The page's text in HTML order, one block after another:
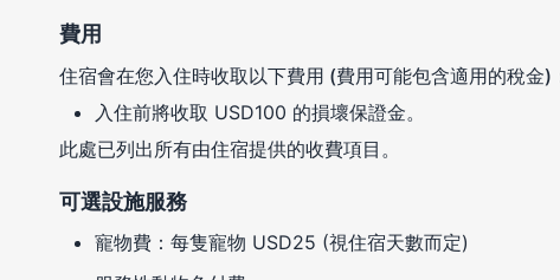
費用
住宿會在您入住時收取以下費用 (費用可能包含適用的稅金)
入住前將收取 USD100 的損壞保證金。
此處已列出所有由住宿提供的收費項目。
可選設施服務
寵物費：每隻寵物 USD25 (視住宿天數而定)